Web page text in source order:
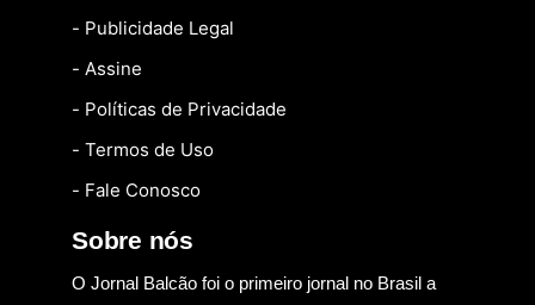
- Publicidade Legal
- Assine
- Políticas de Privacidade
- Termos de Uso
- Fale Conosco
Sobre nós
O Jornal Balcão foi o primeiro jornal no Brasil a